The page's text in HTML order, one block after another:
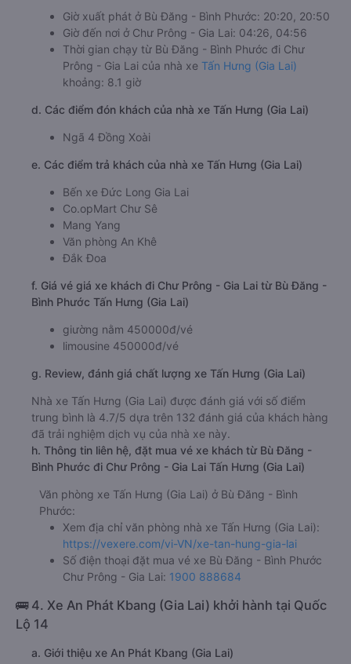
Giờ xuất phát ở Bù Đăng - Bình Phước: 20:20, 20:50
Giờ đến nơi ở Chư Prông - Gia Lai: 04:26, 04:56
Thời gian chạy từ Bù Đăng - Bình Phước đi Chư
Prông - Gia Lai của nhà xe Tấn Hưng (Gia Lai)
khoảng: 8.1 giờ
d. Các điểm đón khách của nhà xe Tấn Hưng (Gia Lai)
Ngã 4 Đồng Xoài
e. Các điểm trả khách của nhà xe Tấn Hưng (Gia Lai)
Bến xe Đức Long Gia Lai
Co.opMart Chư Sê
Mang Yang
Văn phòng An Khê
Đắk Đoa
f. Giá vé giá xe khách đi Chư Prông - Gia Lai từ Bù Đăng -
Bình Phước Tấn Hưng (Gia Lai)
giường nằm 450000đ/vé
limousine 450000đ/vé
g. Review, đánh giá chất lượng xe Tấn Hưng (Gia Lai)
Nhà xe Tấn Hưng (Gia Lai) được đánh giá với số điểm
trung bình là 4.7/5 dựa trên 132 đánh giá của khách hàng
đã trải nghiệm dịch vụ của nhà xe này.
h. Thông tin liên hệ, đặt mua vé xe khách từ Bù Đăng -
Bình Phước đi Chư Prông - Gia Lai Tấn Hưng (Gia Lai)
Văn phòng xe Tấn Hưng (Gia Lai) ở Bù Đăng - Bình
Phước:
Xem địa chỉ văn phòng nhà xe Tấn Hưng (Gia Lai):
https://vexere.com/vi-VN/xe-tan-hung-gia-lai
Số điện thoại đặt mua vé xe Bù Đăng - Bình Phước
Chư Prông - Gia Lai: 1900 888684
🚌 4. Xe An Phát Kbang (Gia Lai) khởi hành tại Quốc
Lộ 14
a. Giới thiệu xe An Phát Kbang (Gia Lai)